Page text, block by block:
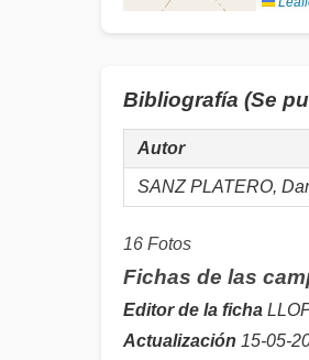
Bibliografía (Se
Autor
SANZ PLATERO,
16 Fotos
Fichas de las
Editor de la ficha
Actualización 15-05-